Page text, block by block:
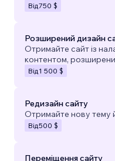
Від750 $
Розширений дизайн
Отримайте сайт із
контентом,
Від 1 500 $
Редизайн сайту
Отримайте нову тему
Від500 $
Переміщення сайту